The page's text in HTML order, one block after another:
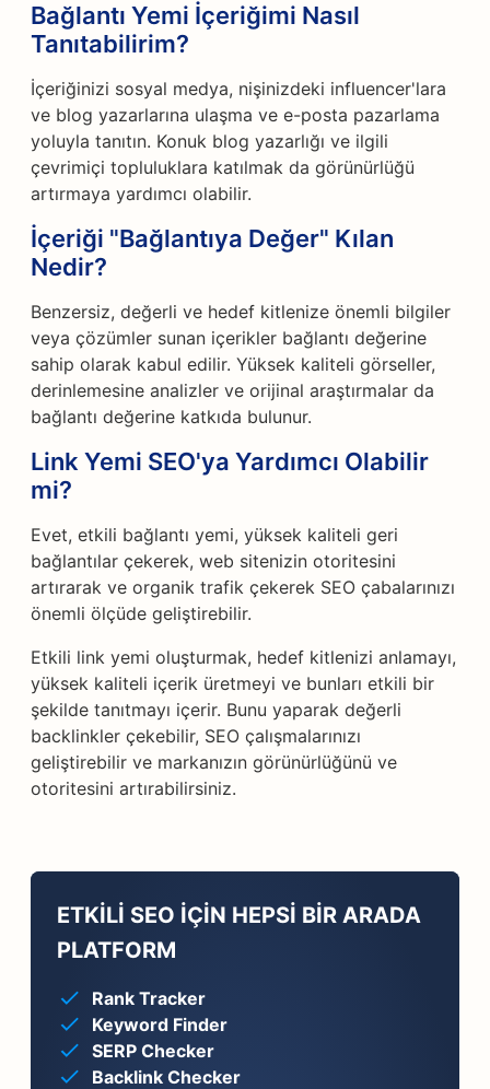
Bağlantı Yemi İçeriğimi Nasıl
Tanıtabilirim?
İçeriğinizi sosyal medya, nişinizdeki influencer'lara
ve blog yazarlarına ulaşma ve e-posta pazarlama
yoluyla tanıtın. Konuk blog yazarlığı ve ilgili
çevrimiçi topluluklara katılmak da görünürlüğü
artırmaya yardımcı olabilir.
İçeriği "Bağlantıya Değer" Kılan
Nedir?
Benzersiz, değerli ve hedef kitlenize önemli bilgiler
veya çözümler sunan içerikler bağlantı değerine
sahip olarak kabul edilir. Yüksek kaliteli görseller,
derinlemesine analizler ve orijinal araştırmalar da
bağlantı değerine katkıda bulunur.
Link Yemi SEO'ya Yardımcı Olabilir
mi?
Evet, etkili bağlantı yemi, yüksek kaliteli geri
bağlantılar çekerek, web sitenizin otoritesini
artırarak ve organik trafik çekerek SEO çabalarınızı
önemli ölçüde geliştirebilir.
Etkili link yemi oluşturmak, hedef kitlenizi anlamayı,
yüksek kaliteli içerik üretmeyi ve bunları etkili bir
şekilde tanıtmayı içerir. Bunu yaparak değerli
backlinkler çekebilir, SEO çalışmalarınızı
geliştirebilir ve markanızın görünürlüğünü ve
otoritesini artırabilirsiniz.
ETKILI SEO IÇIN HEPSI BIR ARADA
PLATFORM
Rank Tracker
Keyword Finder
SERP Checker
Backlink Checker